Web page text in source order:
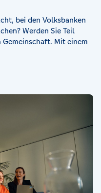
bei den Volksbanken
Werden Sie Teil
Gemeinschaft. Mit einem